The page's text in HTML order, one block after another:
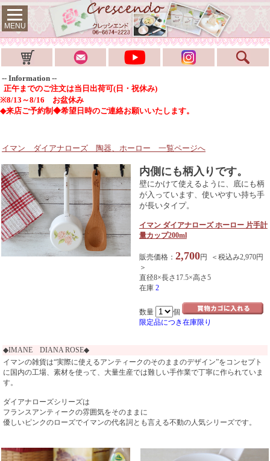
MENU
-- Information --
正午までのご注文は当日出荷可(日・祝休み)
※8/13～8/16 お盆休み
◆来店ご予約制◆希望日時のご連絡お願いいたします。
イマン ダイアナローズ 陶器、ホーロー 一覧ページへ
内側にも柄入りです。
壁にかけて使えるように、底にも柄
が入っています、使いやすい持ち手
が長いタイプ。
イマン ダイアナローズ ホーロー 片手計
量カップ200ml
販売価格： 2,700円 ＜税込み2,970円
＞
直径8×長さ17.5×高さ5
在庫 2
数量
個
限定品につき在庫限り
◆IMANE DIANA ROSE◆
イマンの雑貨は“実際に使えるアンティークのそのままのデザイン”をコンセプト
に国内の工場、素材を使って、大量生産では難しい手作業で丁寧に作られていま
す。
ダイアナローズシリーズは
フランスアンティークの雰囲気をそのままに
優しいピンクのローズでイマンの代名詞とも言える不動の人気シリーズです。